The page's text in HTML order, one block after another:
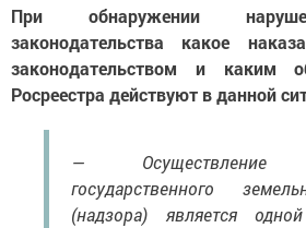
При обнаружении
законодательства какое
законодательством и каким
Росреестра действуют в данной
— Осуществление
государственного
(надзора) является